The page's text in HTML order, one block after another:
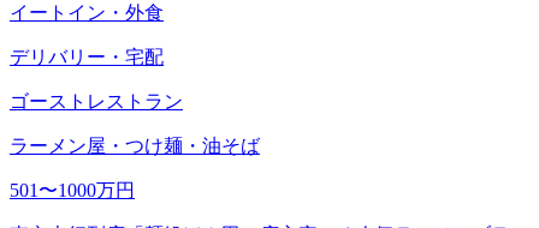
イートイン・外食
デリバリー・宅配
ゴーストレストラン
ラーメン屋・つけ麺・油そば
501〜1000万円